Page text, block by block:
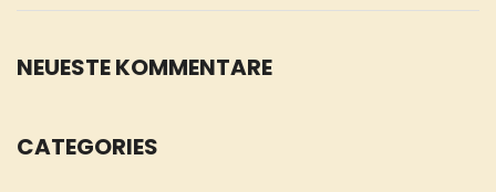
NEUESTE KOMMENTARE
CATEGORIES